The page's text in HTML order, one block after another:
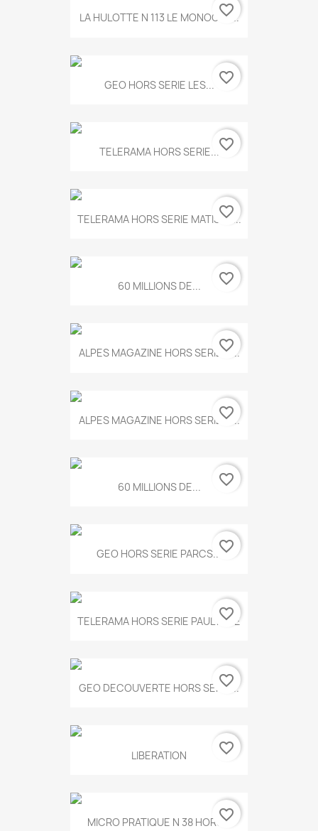
LA HULOTTE N 113 LE MONOCLE...
favorite_border
GEO HORS SERIE LES... favorite_border
TELERAMA HORS SERIE...favorite_border
TELERAMA HORS SERIE MATISSE...
favorite_border
60 MILLIONS DE... favorite_border
ALPES MAGAZINE HORS SERIE N...
favorite_border
ALPES MAGAZINE HORS SERIE N...
favorite_border
60 MILLIONS DE... favorite_border
GEO HORS SERIE PARCS...favorite_border
TELERAMA HORS SERIE PAUL KLEE
favorite_border
GEO DECOUVERTE HORS SERIE...
favorite_border
LIBERATION favorite_border
MICRO PRATIQUE N 38 HORS...
favorite_border